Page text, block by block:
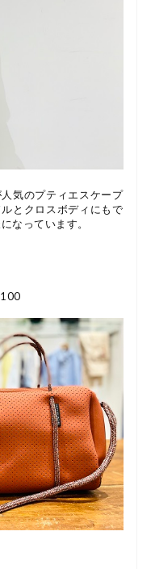
気のプティエスケープ
とクロスボディにもで
なっています。